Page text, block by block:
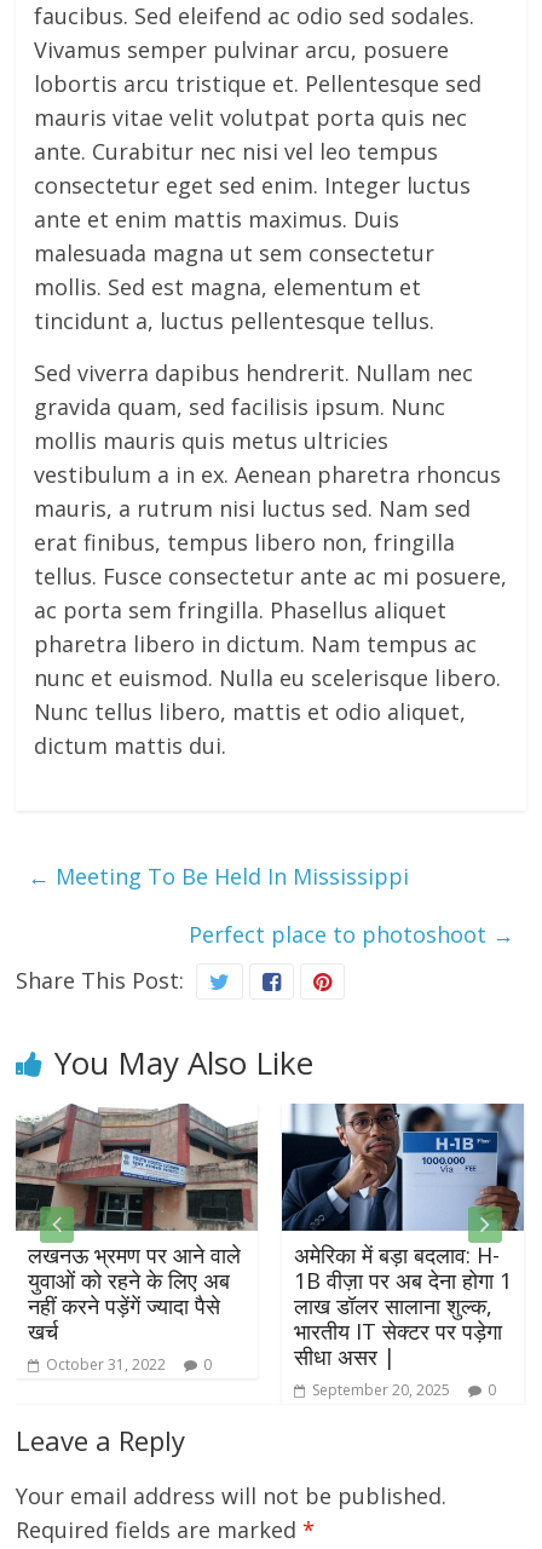
faucibus. Sed eleifend ac odio sed sodales.
Vivamus semper pulvinar arcu, posuere
lobortis arcu tristique et. Pellentesque sed
mauris vitae velit volutpat porta quis nec
ante. Curabitur nec nisi vel leo tempus
consectetur eget sed enim. Integer luctus
ante et enim mattis maximus. Duis
malesuada magna ut sem consectetur
mollis. Sed est magna, elementum et
tincidunt a, luctus pellentesque tellus.
Sed viverra dapibus hendrerit. Nullam nec
gravida quam, sed facilisis ipsum. Nunc
mollis mauris quis metus ultricies
vestibulum a in ex. Aenean pharetra rhoncus
mauris, a rutrum nisi luctus sed. Nam sed
erat finibus, tempus libero non, fringilla
tellus. Fusce consectetur ante ac mi posuere,
ac porta sem fringilla. Phasellus aliquet
pharetra libero in dictum. Nam tempus ac
nunc et euismod. Nulla eu scelerisque libero.
Nunc tellus libero, mattis et odio aliquet,
dictum mattis dui.
← Meeting To Be Held In Mississippi
Perfect place to photoshoot →
Share This Post:
You May Also Like
लखनऊ भ्रमण पर आने वाले
युवाओं को रहने के लिए अब
नहीं करने पड़ेंगें ज्यादा पैसे
खर्च
October 31, 2022 0
अमेरिका में बड़ा बदलाव: H-
1B वीज़ा पर अब देना होगा 1
लाख डॉलर सालाना शुल्क,
भारतीय IT सेक्टर पर पड़ेगा
सीधा असर |
September 20, 2025 0
Leave a Reply
Your email address will not be published.
Required fields are marked*